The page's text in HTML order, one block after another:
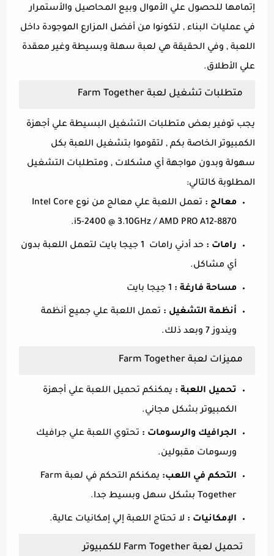
إتمامها للحصول علي الأموال وبيع المحاصيل والأستمرار
في عمليات البناء , لتكونوا من أفضل المزارع الموجودة داخل
اللعبة , وفي الحقيقة هي لعبة سهلة وبسيطة وغير معقدة
علي الأطلاق.
متطلبات تشغيل لعبة Farm Together
يجب توفير بعض متطلبات التشغيل البسيطة علي أجهزة
الكمبيوتر الخاصة بكم , لتقوموا بتشغيل اللعبة بكل
سهولة وبدون مواجهة أي مشكلات , ومتطلبات التشغيل
المطلوبة كالتالي:
معالج :
تعمل اللعبة علي معالج من نوع Intel Core
i5-2400 @ 3.10GHz / AMD PRO A12-8870.
رامات :
حد أدني رامات 1 جيجا بايت لتعمل اللعبة بدون
أي مشاكل.
مساحة فارغة : 1 جيجا بايت
أنظمة التشغيل : تعمل اللعبة علي جميع أنظمة
ويندوز 7 وبعد ذلك.
مميزات لعبة Farm Together
تحميل اللعبة : يمكنكم تحميل اللعبة علي أجهزة
الكمبيوتر بشكل مجاني.
الجرافيك والرسومات : تحتوي اللعبة علي جرافيك
ورسومات مقبولين.
التحكم في اللعب:
يمكنكم التحكم في لعبة Farm
Together بشكل سهل وبسيط جدا.
الإمكانيات : لا تحتاج اللعبة إلي إمكانيات عالية.
تحميل لعبة Farm Together للكمبيوتر